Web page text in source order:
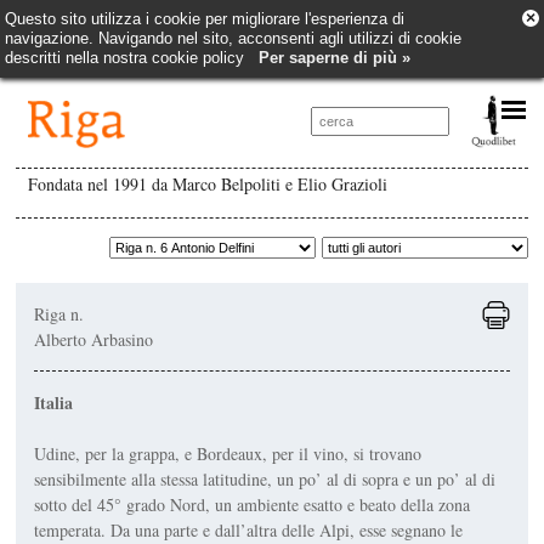
Questo sito utilizza i cookie per migliorare l'esperienza di
navigazione. Navigando nel sito, acconsenti agli utilizzi di cookie
descritti nella nostra cookie policy
Per saperne di più »
×
Fondata nel 1991 da Marco Belpoliti e Elio Grazioli
Riga n.
Alberto Arbasino
Italia
Udine, per la grappa, e Bordeaux, per il vino, si trovano
sensibilmente alla stessa latitudine, un po’ al di sopra e un po’ al di
sotto del 45° grado Nord, un ambiente esatto e beato della zona
temperata. Da una parte e dall’altra delle Alpi, esse segnano le